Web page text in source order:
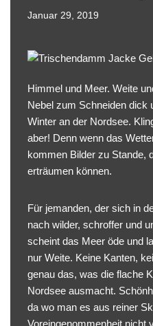
Januar 29, 2019
Himmel und Meer. Weite
Nebel zum Schneiden dick
Winter an der Nordsee.
aber! Denn wenn das
kommen Bilder zu Stande,
erträumen können.
Für jemanden, der sich in
nach wilder, schroffer und
scheint das Meer öde und
nur Weite. Keine Kanten,
genau das, was die flache
Nordsee ausmacht.
da wo man es aus reiner
Voreingenommenheit nicht